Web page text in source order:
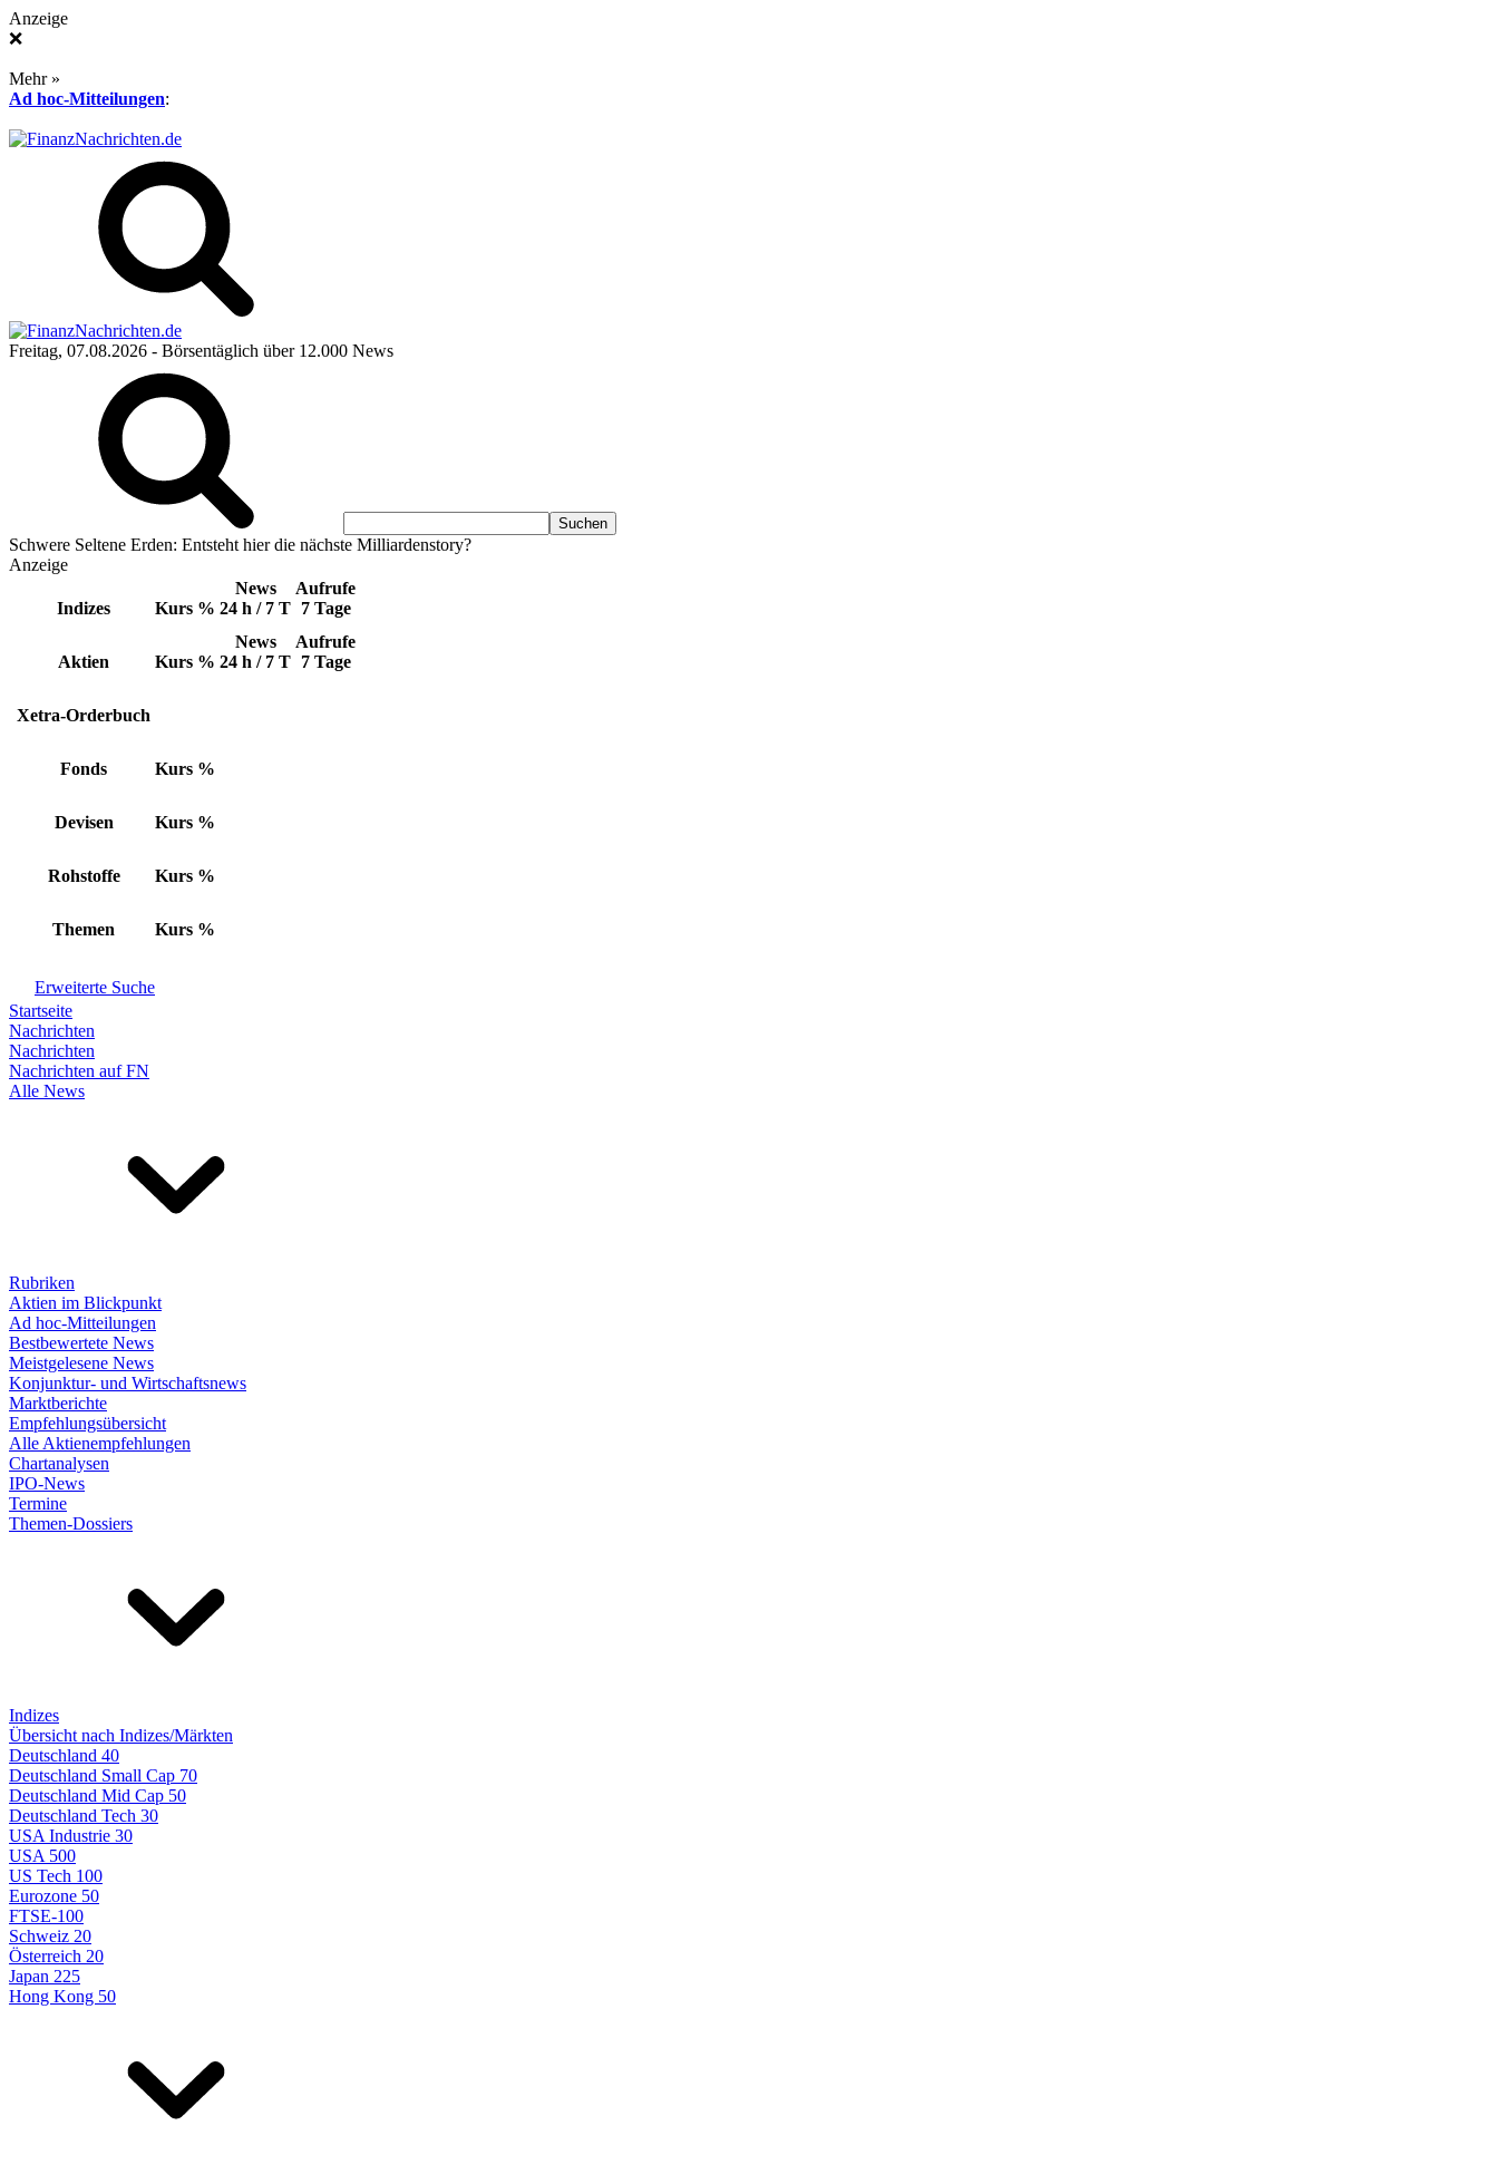
Anzeige
❌
Mehr »
Ad hoc-Mitteilungen:
Freitag, 07.08.2026 - Börsentäglich über 12.000 News
Schwere Seltene Erden: Entsteht hier die nächste Milliardenstory?
Anzeige
Indizes Kurs %
News
24 h / 7 T
Aufrufe
7 Tage
Aktien Kurs %
News
24 h / 7 T
Aufrufe
7 Tage
Xetra-Orderbuch
Fonds Kurs %
Devisen Kurs %
Rohstoffe Kurs %
Themen Kurs %
Erweiterte Suche
Startseite
Nachrichten
Nachrichten
Nachrichten auf FN
Alle News
Rubriken
Aktien im Blickpunkt
Ad hoc-Mitteilungen
Bestbewertete News
Meistgelesene News
Konjunktur- und Wirtschaftsnews
Marktberichte
Empfehlungsübersicht
Alle Aktienempfehlungen
Chartanalysen
IPO-News
Termine
Themen-Dossiers
Indizes
Übersicht nach Indizes/Märkten
Deutschland 40
Deutschland Small Cap 70
Deutschland Mid Cap 50
Deutschland Tech 30
USA Industrie 30
USA 500
US Tech 100
Eurozone 50
FTSE-100
Schweiz 20
Österreich 20
Japan 225
Hong Kong 50